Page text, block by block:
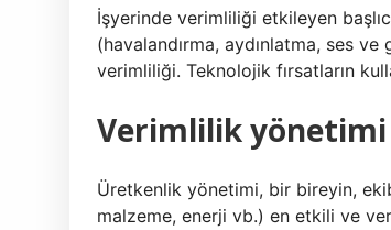
İşyerinde verimliliği etkileyen
(havalandırma, aydınlatma, ses
verimliliği. Teknolojik fırsatların
Verimlilik yönetimi
Üretkenlik yönetimi, bir bireyin,
malzeme, enerji vb.) en etkili ve